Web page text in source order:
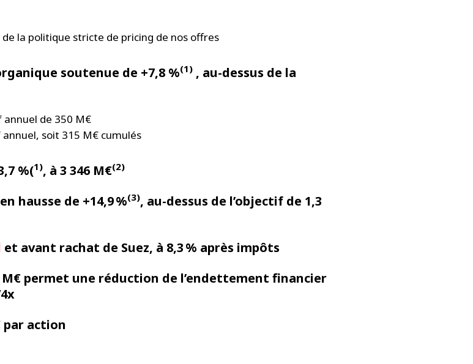
la politique stricte de pricing de nos offres
soutenue de +7,8 %(1) , au-dessus de la
de 350 M€
annuel, soit 315 M€ cumulés
%(1), à 3 346 M€(2)
en hausse de +14,9 %(3), au-dessus de l’objectif de 1,3
et avant rachat de Suez, à 8,3 % après impôts
M€ permet une réduction de l’endettement financier
par action